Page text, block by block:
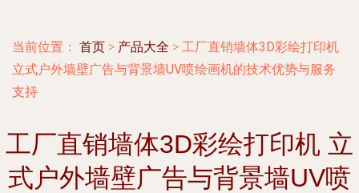
当前位置： 首页 > 产品大全 > 工厂直销墙体3D彩绘打印机
立式户外墙壁广告与背景墙UV喷绘画机的技术优势与服务
支持
工厂直销墙体3D彩绘打印机 立
式户外墙壁广告与背景墙UV喷